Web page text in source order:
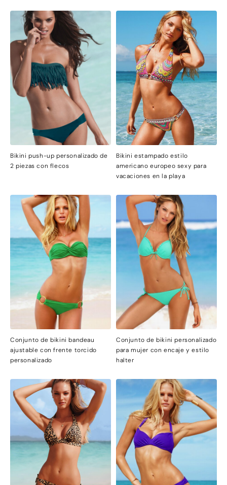
Bikini push-up personalizado de
2 piezas con flecos
Bikini estampado estilo
americano europeo sexy para
vacaciones en la playa
Conjunto de bikini bandeau
ajustable con frente torcido
personalizado
Conjunto de bikini personalizado
para mujer con encaje y estilo
halter